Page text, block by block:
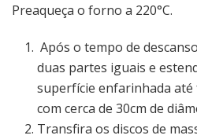
Preaqueça o forno a 220°C.
Após o tempo de
duas partes iguais e
superfície enfarinhada até
com cerca de 30cm de
Transfira os discos de